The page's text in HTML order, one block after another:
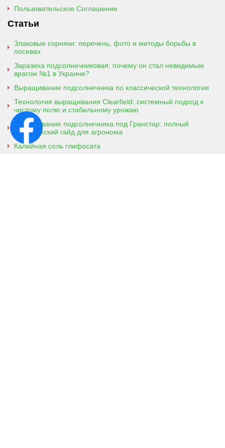
Пользовательское Соглашение
Статьи
Злаковые сорняки: перечень, фото и методы борьбы в
посевах
Заразиха подсолнечниковая: почему он стал невидимым
врагом №1 в Украине?
Выращивание подсолнечника по классической технологии
Технология выращивания Clearfield: системный подход к
чистому полю и стабильному урожаю
Выращивание подсолнечника под Гранстар: полный
практический гайд для агронома
Калийная соль глифосата